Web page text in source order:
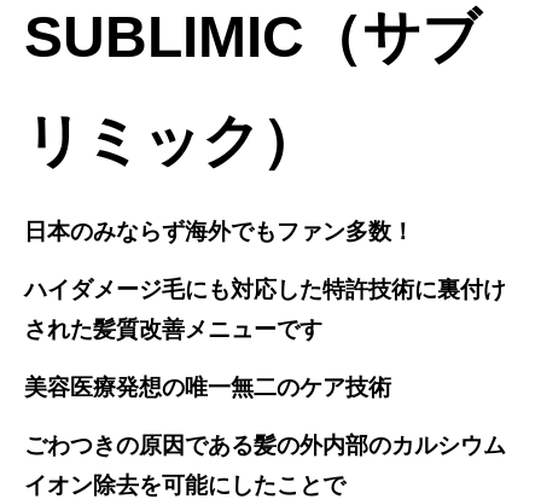
SUBLIMIC（サブ
リミック）
日本のみならず海外でもファン多数！
ハイダメージ毛にも対応した特許技術に裏付け
された髪質改善メニューです
美容医療発想の唯一無二のケア技術
ごわつきの原因である髪の外内部のカルシウム
イオン除去を可能にしたことで